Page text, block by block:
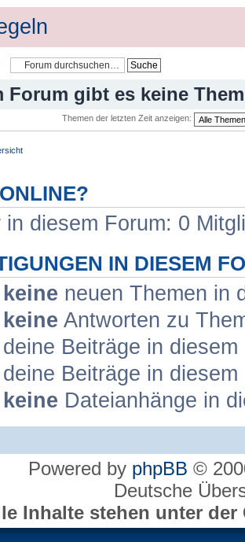
Forum gibt es keine
Themen der letzten Zeit anzeigen:
in diesem Forum: 0
IN DIESEM
keine neuen Themen in
keine Antworten zu
Beiträge in
Beiträge in
keine Dateianhänge in
Powered by phpBB ©
Deutsche
Inhalte stehen unter